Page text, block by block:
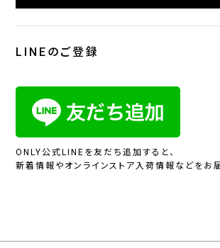
LINEのご登録
ONLY公式LINEを友だち追加すると、
新着情報やオンラインストア入荷情報などをお届